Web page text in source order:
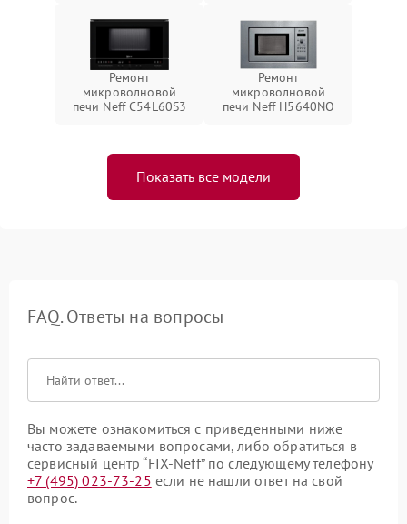
Ремонт
микроволновой
печи Neff C54L60S3
Ремонт
микроволновой
печи Neff H5640NO
Показать все модели
FAQ. Ответы на вопросы
Вы можете ознакомиться с приведенными ниже
часто задаваемыми вопросами, либо обратиться в
сервисный центр “FIX-Neff” по следующему телефону
+7 (495) 023-73-25 если не нашли ответ на свой
вопрос.